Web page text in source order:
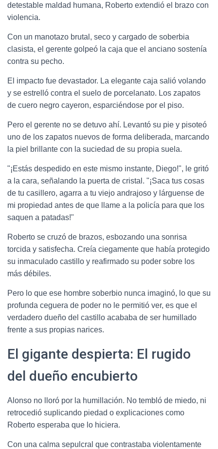
detestable maldad humana, Roberto extendió el brazo con
violencia.
Con un manotazo brutal, seco y cargado de soberbia
clasista, el gerente golpeó la caja que el anciano sostenía
contra su pecho.
El impacto fue devastador. La elegante caja salió volando
y se estrelló contra el suelo de porcelanato. Los zapatos
de cuero negro cayeron, esparciéndose por el piso.
Pero el gerente no se detuvo ahí. Levantó su pie y pisoteó
uno de los zapatos nuevos de forma deliberada, marcando
la piel brillante con la suciedad de su propia suela.
"¡Estás despedido en este mismo instante, Diego!", le gritó
a la cara, señalando la puerta de cristal. "¡Saca tus cosas
de tu casillero, agarra a tu viejo andrajoso y lárguense de
mi propiedad antes de que llame a la policía para que los
saquen a patadas!"
Roberto se cruzó de brazos, esbozando una sonrisa
torcida y satisfecha. Creía ciegamente que había protegido
su inmaculado castillo y reafirmado su poder sobre los
más débiles.
Pero lo que ese hombre soberbio nunca imaginó, lo que su
profunda ceguera de poder no le permitió ver, es que el
verdadero dueño del castillo acababa de ser humillado
frente a sus propias narices.
El gigante despierta: El rugido
del dueño encubierto
Alonso no lloró por la humillación. No tembló de miedo, ni
retrocedió suplicando piedad o explicaciones como
Roberto esperaba que lo hiciera.
Con una calma sepulcral que contrastaba violentamente